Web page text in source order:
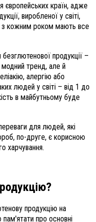
європейських країн, адже
виробленої у світі,
з кожним роком мають все
продукції –
тренд, але й
алергію або
людей у світі – від 1 до
в майбутньому буде
для людей, які
по-друге, є корисною
харчування.
продукцію на
пам'ятати про основні